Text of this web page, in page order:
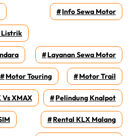
Info Sewa Motor
Listrik
Layanan Sewa Motor
Motor Touring Motor Trail
Vs XMAX Pelindung Knalpot
Rental KLX Malang